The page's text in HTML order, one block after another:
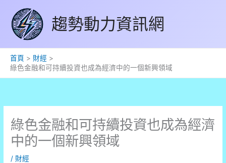
趨勢動力資訊網
首頁
財經
綠色金融和可持續投資也成為經濟中的一個新興領域
綠色金融和可持續投資也成為經濟
中的一個新興領域
/ 財經